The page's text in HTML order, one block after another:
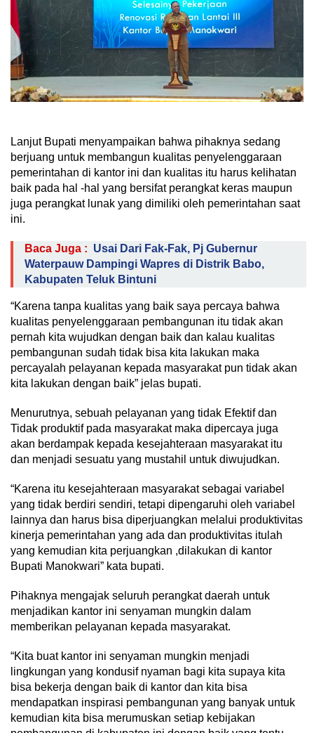
Lanjut Bupati menyampaikan bahwa pihaknya sedang
berjuang untuk membangun kualitas penyelenggaraan
pemerintahan di kantor ini dan kualitas itu harus kelihatan
baik pada hal -hal yang bersifat perangkat keras maupun
juga perangkat lunak yang dimiliki oleh pemerintahan saat
ini.
Baca Juga : Usai Dari Fak-Fak, Pj Gubernur
Waterpauw Dampingi Wapres di Distrik Babo,
Kabupaten Teluk Bintuni
“Karena tanpa kualitas yang baik saya percaya bahwa
kualitas penyelenggaraan pembangunan itu tidak akan
pernah kita wujudkan dengan baik dan kalau kualitas
pembangunan sudah tidak bisa kita lakukan maka
percayalah pelayanan kepada masyarakat pun tidak akan
kita lakukan dengan baik” jelas bupati.
Menurutnya, sebuah pelayanan yang tidak Efektif dan
Tidak produktif pada masyarakat maka dipercaya juga
akan berdampak kepada kesejahteraan masyarakat itu
dan menjadi sesuatu yang mustahil untuk diwujudkan.
“Karena itu kesejahteraan masyarakat sebagai variabel
yang tidak berdiri sendiri, tetapi dipengaruhi oleh variabel
lainnya dan harus bisa diperjuangkan melalui produktivitas
kinerja pemerintahan yang ada dan produktivitas itulah
yang kemudian kita perjuangkan ,dilakukan di kantor
Bupati Manokwari” kata bupati.
Pihaknya mengajak seluruh perangkat daerah untuk
menjadikan kantor ini senyaman mungkin dalam
memberikan pelayanan kepada masyarakat.
“Kita buat kantor ini senyaman mungkin menjadi
lingkungan yang kondusif nyaman bagi kita supaya kita
bisa bekerja dengan baik di kantor dan kita bisa
mendapatkan inspirasi pembangunan yang banyak untuk
kemudian kita bisa merumuskan setiap kebijakan